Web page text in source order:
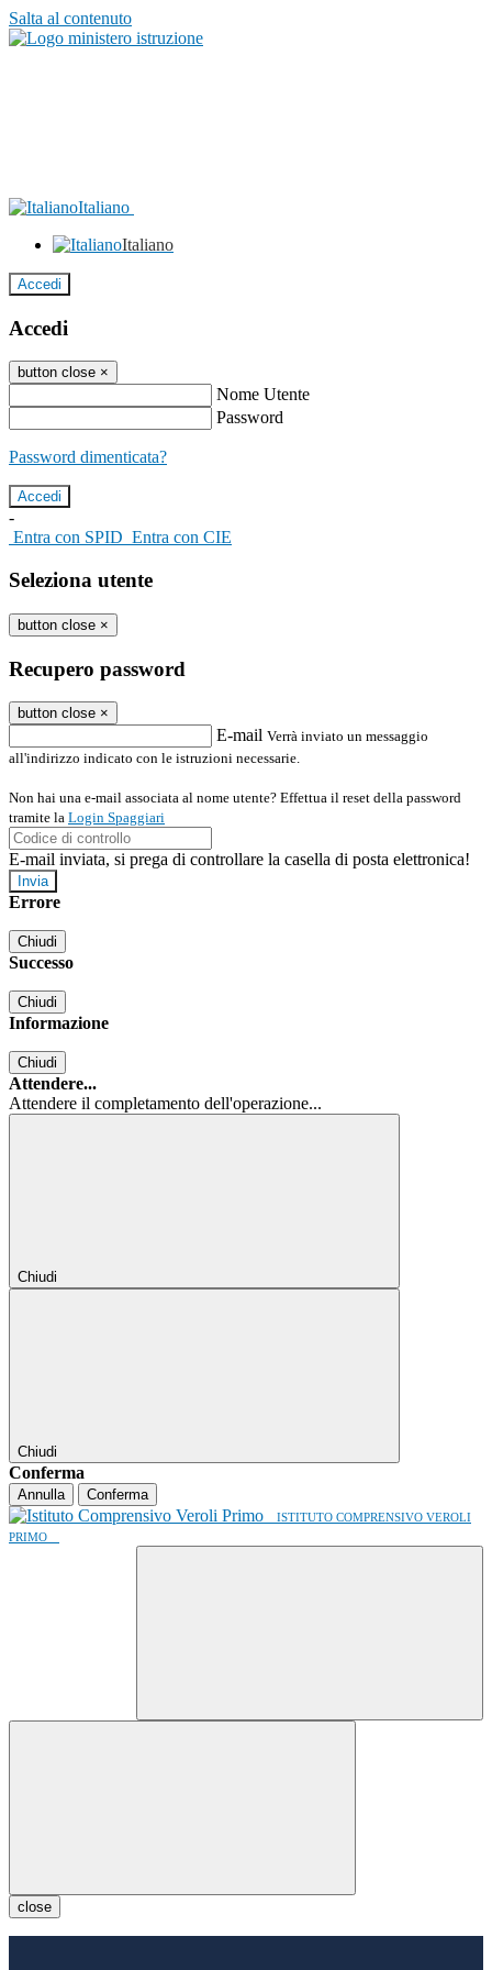
Salta al contenuto
Italiano
Italiano
Accedi
Accedi
button close ×
Nome Utente
Password
Password dimenticata?
-
Entra con SPID Entra con CIE
Seleziona utente
button close ×
Recupero password
button close ×
E-mail Verrà inviato un messaggio
all'indirizzo indicato con le istruzioni necessarie.
Non hai una e-mail associata al nome utente? Effettua il reset della password
tramite la Login Spaggiari
E-mail inviata, si prega di controllare la casella di posta elettronica!
Errore
Chiudi
Successo
Chiudi
Informazione
Chiudi
Attendere...
Attendere il completamento dell'operazione...
Chiudi
Chiudi
Conferma
Annulla Conferma
ISTITUTO COMPRENSIVO VEROLI
PRIMO
close